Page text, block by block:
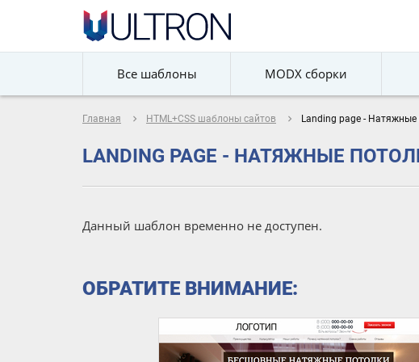
Все шаблоны MODX сборки
Главная navigate_next HTML+CSS шаблоны сайтов navigate_next Landing page - Натяжные
LANDING PAGE - НАТЯЖНЫЕ
Данный шаблон временно не доступен.
ОБРАТИТЕ ВНИМАНИЕ: